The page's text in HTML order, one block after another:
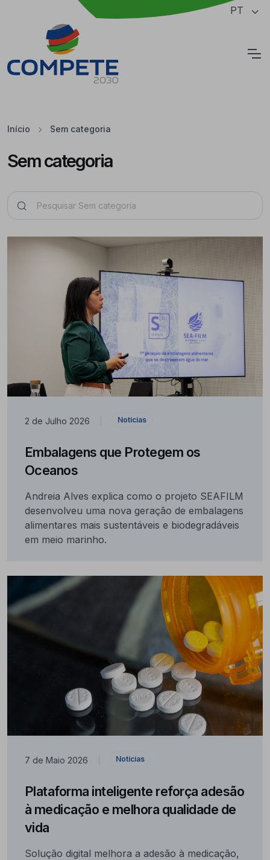
Saltar para o conteúdo principal da página PT
Início Sem categoria
Sem categoria
2 de Julho 2026 Notícias
Embalagens que Protegem os
Oceanos
Andreia Alves explica como o projeto SEAFILM
desenvolveu uma nova geração de embalagens
alimentares mais sustentáveis e biodegradáveis
em meio marinho.
7 de Maio 2026 Notícias
Plataforma inteligente reforça adesão
à medicação e melhora qualidade de
vida
Solução digital melhora a adesão à medicação,